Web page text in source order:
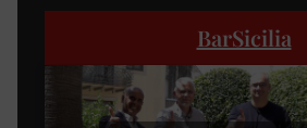
BarSicilia